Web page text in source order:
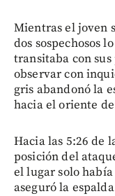
Mientras el joven
dos sospechosos
transitaba con
observar con
gris abandonó la
hacia el oriente
Hacia las 5:26 de
posición del
el lugar solo
aseguró la